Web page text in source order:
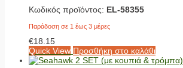
Κωδικός προϊόντος: EL-58355
Παράδοση σε 1 έως 3 μέρες
€18.15
Quick View Προσθήκη στο καλάθι